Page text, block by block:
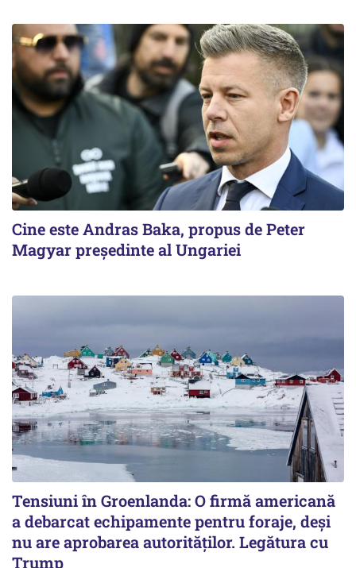
Cine este Andras Baka, propus de Peter
Magyar președinte al Ungariei
Tensiuni în Groenlanda: O firmă americană
a debarcat echipamente pentru foraje, deși
nu are aprobarea autorităților. Legătura cu
Trump